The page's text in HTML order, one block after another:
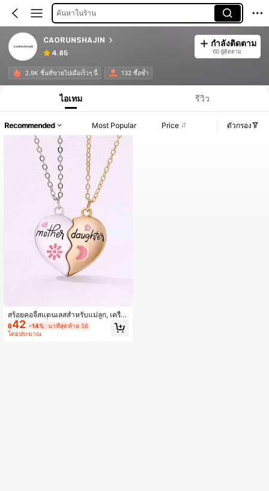
ค้นหาในร้าน
CAORUNSHAJIN
4.85
กำลังติดตาม
60 ผู้ติดตาม
2.9K ชิ้นที่ขายไปเมื่อเร็วๆ นี้ 132 ซื้อซ้ำ
ไอเทม รีวิว
Recommended Most Popular Price ตัวกรอง
สร้อยคอจี้สแตนเลสสำหรับแม่ลูก, เครื่อ
งประดับแฟชั่นสำหรับครอบครัว, ของข
วัญวันแม่
฿42 -14% นาทีสุดท้าย 56
โดยประมาณ